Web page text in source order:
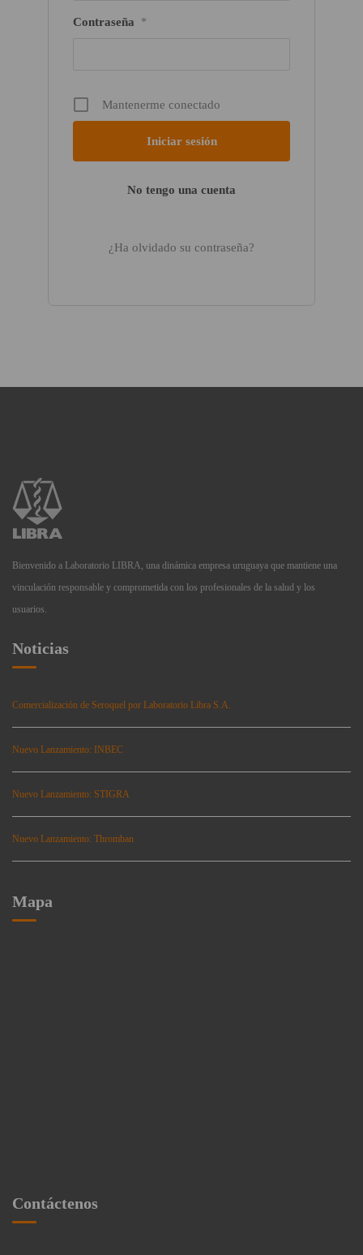
Contraseña *
Mantenerme conectado
No tengo una cuenta
¿Ha olvidado su contraseña?
Bienvenido a Laboratorio LIBRA, una dinámica empresa uruguaya que mantiene una
vinculación responsable y comprometida con los profesionales de la salud y los
usuarios.
Noticias
Comercialización de Seroquel por Laboratorio Libra S.A.
Nuevo Lanzamiento: INBEC
Nuevo Lanzamiento: STIGRA
Nuevo Lanzamiento: Thromban
Mapa
Contáctenos